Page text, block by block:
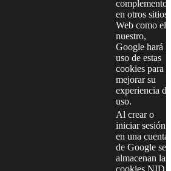
complementos
en otros sitios
Web como el
nuestro,
Google hará
uso de estas
cookies para
mejorar su
experiencia de
uso.
Al crear o
iniciar sesión
en una cuenta
de Google se
almacenan las